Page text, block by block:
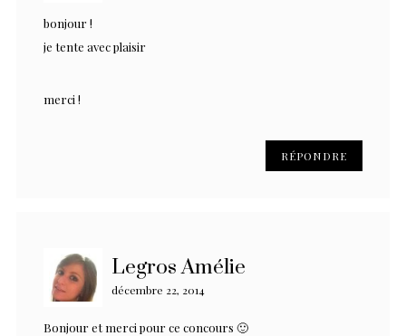
bonjour !
je tente avec plaisir
merci !
RÉPONDRE
Legros Amélie
décembre 22, 2014
Bonjour et merci pour ce concours 🙂